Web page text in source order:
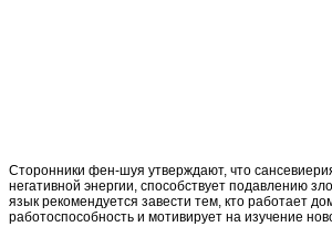
Сторонники фен-шуя утверждают, что
негативной энергии, способствует подавлению
язык рекомендуется завести тем, кто работает
работоспособность и мотивирует на изучение